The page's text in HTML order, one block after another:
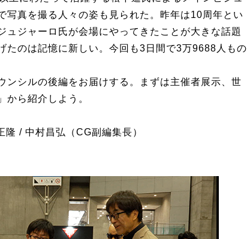
写真を撮る人々の姿も見られた。昨年は10周年とい
ュジャーロ氏が会場にやってきたことが大きな話題
たのは記憶に新しい。今回も3日間で3万9688人もの
ンシルの後編をお届けする。まずは主催者展示、世
から紹介しよう。
/ 中村昌弘（CG副編集長）